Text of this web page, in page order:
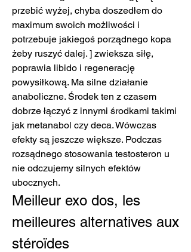
przebić wyżej, chyba doszedłem do
maximum swoich możliwości i
potrzebuje jakiegoś porządnego kopa
żeby ruszyć dalej. ] zwieksza siłę,
poprawia libido i regenerację
powysiłkową. Ma silne działanie
anaboliczne. Środek ten z czasem
dobrze łączyć z innymi środkami takimi
jak metanabol czy deca. Wówczas
efekty są jeszcze większe. Podczas
rozsądnego stosowania testosteron u
nie odczujemy silnych efektów
ubocznych.
Meilleur exo dos, les
meilleures alternatives aux
stéroïdes